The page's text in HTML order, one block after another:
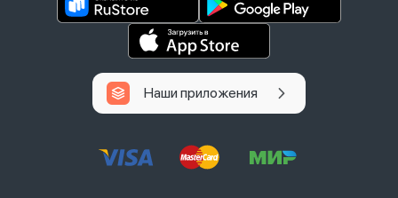
Наши приложения